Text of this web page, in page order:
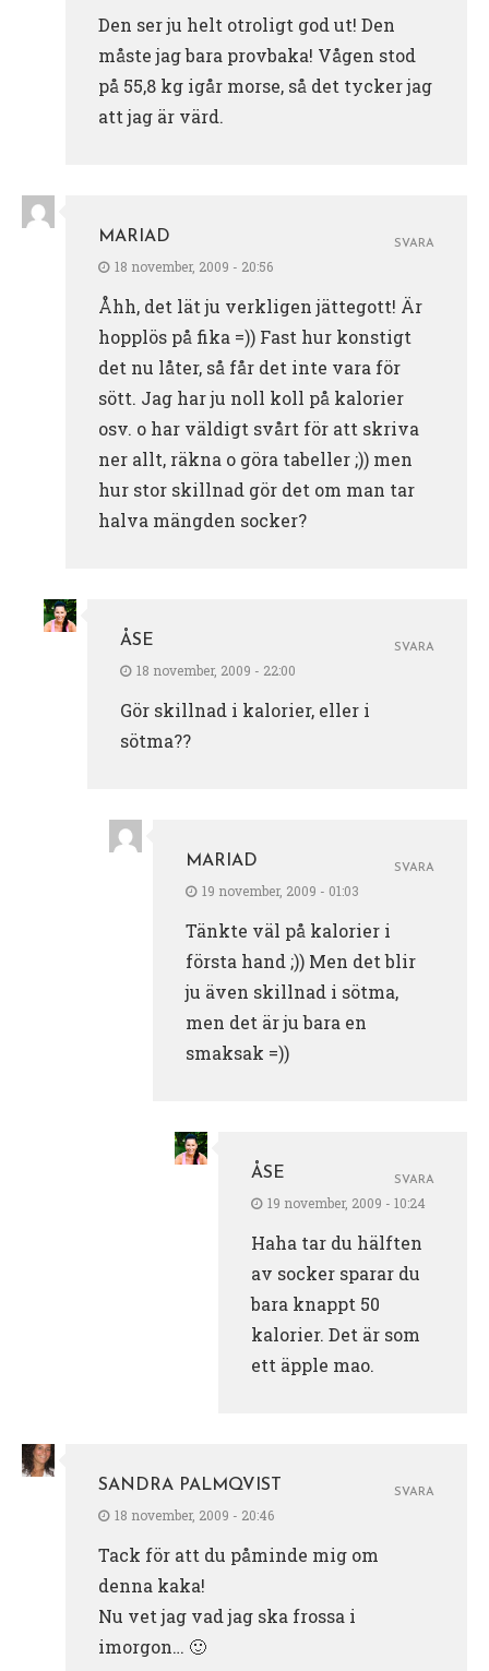
Den ser ju helt otroligt god ut! Den
måste jag bara provbaka! Vågen stod
på 55,8 kg igår morse, så det tycker jag
att jag är värd.
MARIAD
18 november, 2009 - 20:56
Åhh, det lät ju verkligen jättegott! Är
hopplös på fika =)) Fast hur konstigt
det nu låter, så får det inte vara för
sött. Jag har ju noll koll på kalorier
osv. o har väldigt svårt för att skriva
ner allt, räkna o göra tabeller ;)) men
hur stor skillnad gör det om man tar
halva mängden socker?
SVARA
ÅSE
18 november, 2009 - 22:00
Gör skillnad i kalorier, eller i
sötma??
SVARA
MARIAD
19 november, 2009 - 01:03
Tänkte väl på kalorier i
första hand ;)) Men det blir
ju även skillnad i sötma,
men det är ju bara en
smaksak =))
SVARA
ÅSE
19 november, 2009 - 10:24
Haha tar du hälften
av socker sparar du
bara knappt 50
kalorier. Det är som
ett äpple mao.
SVARA
SANDRA PALMQVIST
18 november, 2009 - 20:46
Tack för att du påminde mig om
denna kaka!
Nu vet jag vad jag ska frossa i
imorgon… 🙂
SVARA